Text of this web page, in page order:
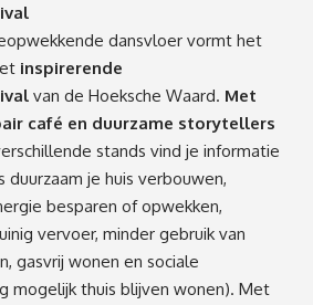
dansvloer vormt het
inspirerende
van de Hoeksche Waard. Met
café en duurzame storytellers
stands vind je informatie
je huis verbouwen,
besparen of opwekken,
vervoer, minder gebruik van
gasvrij wonen en sociale
mogelijk thuis blijven wonen). Met